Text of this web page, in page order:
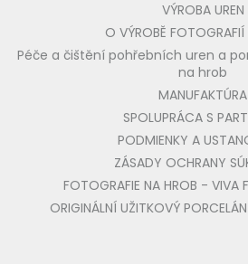
VÝROBA UREN
O VÝROBĚ FOTOGRAFIÍ
Péče a čištění pohřebních uren a
na hrob
MANUFAKTÚRA
SPOLUPRÁCA S
PODMIENKY A
ZÁSADY OCHRANY
FOTOGRAFIE NA HROB - VIVA
ORIGINÁLNÍ UŽITKOVÝ